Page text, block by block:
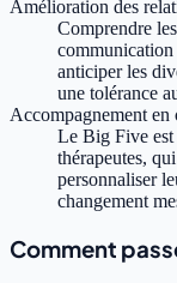
Amélioration des
Comprendre
communication
anticiper les
une tolérance
Accompagnement en
Le Big Five est
thérapeutes,
personnaliser
changement
Comment